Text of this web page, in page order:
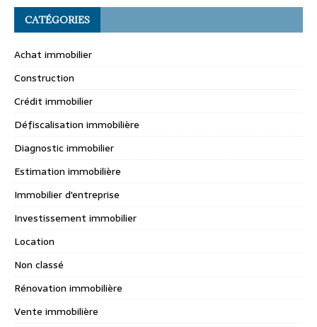
CATÉGORIES
Achat immobilier
Construction
Crédit immobilier
Défiscalisation immobilière
Diagnostic immobilier
Estimation immobilière
Immobilier d'entreprise
Investissement immobilier
Location
Non classé
Rénovation immobilière
Vente immobilière